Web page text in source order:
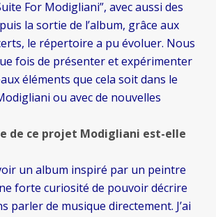
For Modigliani”, avec aussi des
la sortie de l’album, grâce aux
le répertoire a pu évoluer. Nous
fois de présenter et expérimenter
éléments que cela soit dans le
ou avec de nouvelles
de ce projet Modigliani est-elle
un album inspiré par un peintre
forte curiosité de pouvoir décrire
parler de musique directement. J’ai